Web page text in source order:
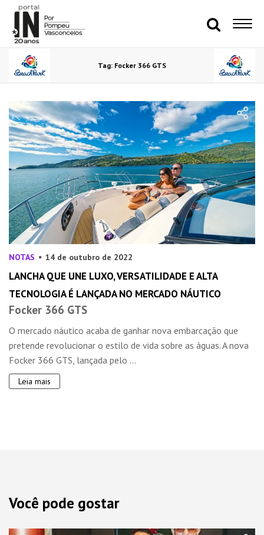
Tag: Focker 366 GTS
NOTAS 14 de outubro de 2022
LANCHA QUE UNE LUXO, VERSATILIDADE E ALTA
TECNOLOGIA É LANÇADA NO MERCADO NÁUTICO
Focker 366 GTS
O mercado náutico acaba de ganhar nova embarcação que
pretende revolucionar o estilo de vida sobre as águas. A nova
Focker 366 GTS, lançada pelo ...
Leia mais
Você pode gostar